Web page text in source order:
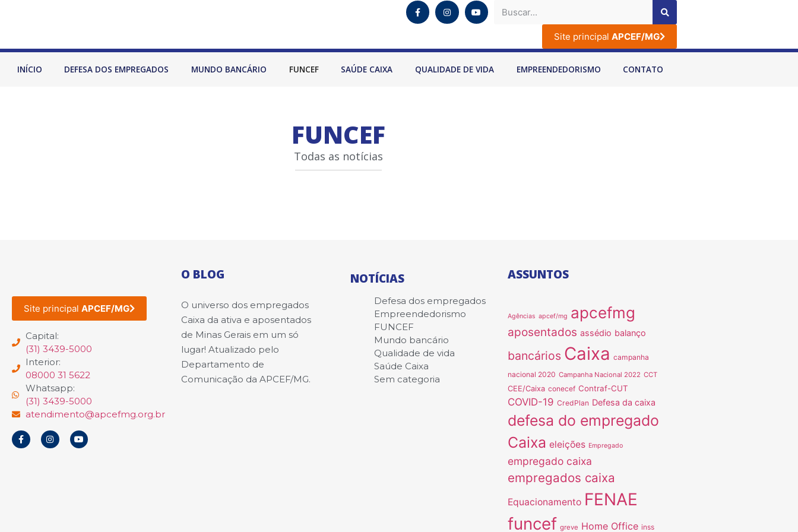
Site principal APCEF/MG
INÍCIO DEFESA DOS EMPREGADOS MUNDO BANCÁRIO FUNCEF SAÚDE CAIXA QUALIDADE DE VIDA EMPREENDEDORISMO CONTATO
FUNCEF
Todas as notícias
Site principal APCEF/MG
Capital:
(31) 3439-5000
Interior:
08000 31 5622
Whatsapp:
(31) 3439-5000
atendimento@apcefmg.org.br
O BLOG
O universo dos empregados
Caixa da ativa e aposentados
de Minas Gerais em um só
lugar! Atualizado pelo
Departamento de
Comunicação da APCEF/MG.
NOTÍCIAS
Defesa dos empregados
Empreendedorismo
FUNCEF
Mundo bancário
Qualidade de vida
Saúde Caixa
Sem categoria
ASSUNTOS
Agências apcef/mg apcefmg
aposentados assédio balanço
bancários Caixa campanha
nacional 2020 Campanha Nacional 2022 CCT
CEE/Caixa conecef Contraf-CUT
COVID-19 CredPlan Defesa da caixa
defesa do empregado
Caixa eleições Empregado
empregado caixa
empregados caixa
Equacionamento FENAE
funcef greve Home Office inss